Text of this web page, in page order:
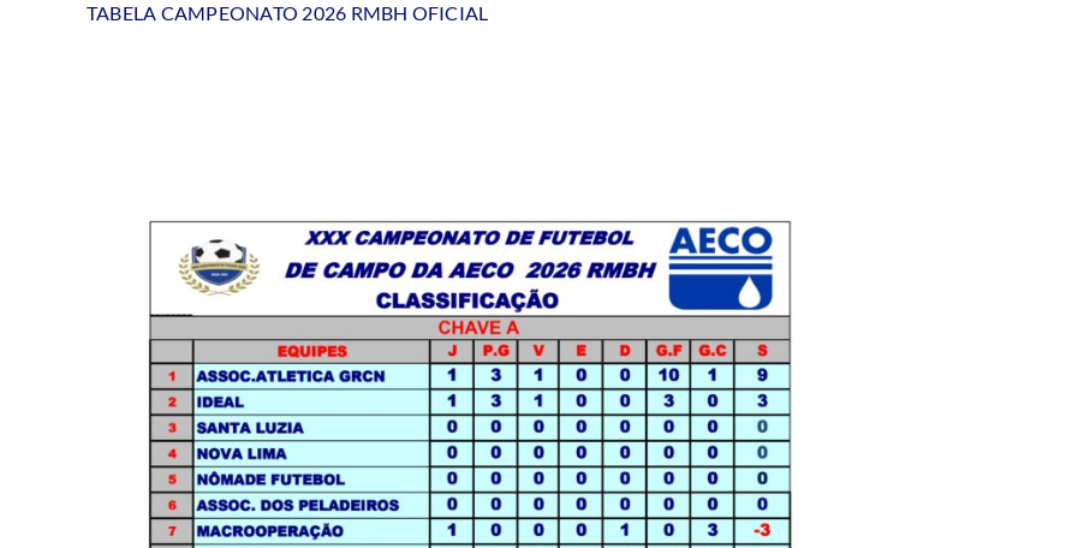
TABELA CAMPEONATO 2026 RMBH OFICIAL